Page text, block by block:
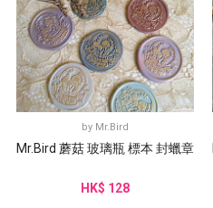
by Mr.Bird
Mr.Bird 蘑菇 玻璃瓶 標本 封蠟章
HK$ 128